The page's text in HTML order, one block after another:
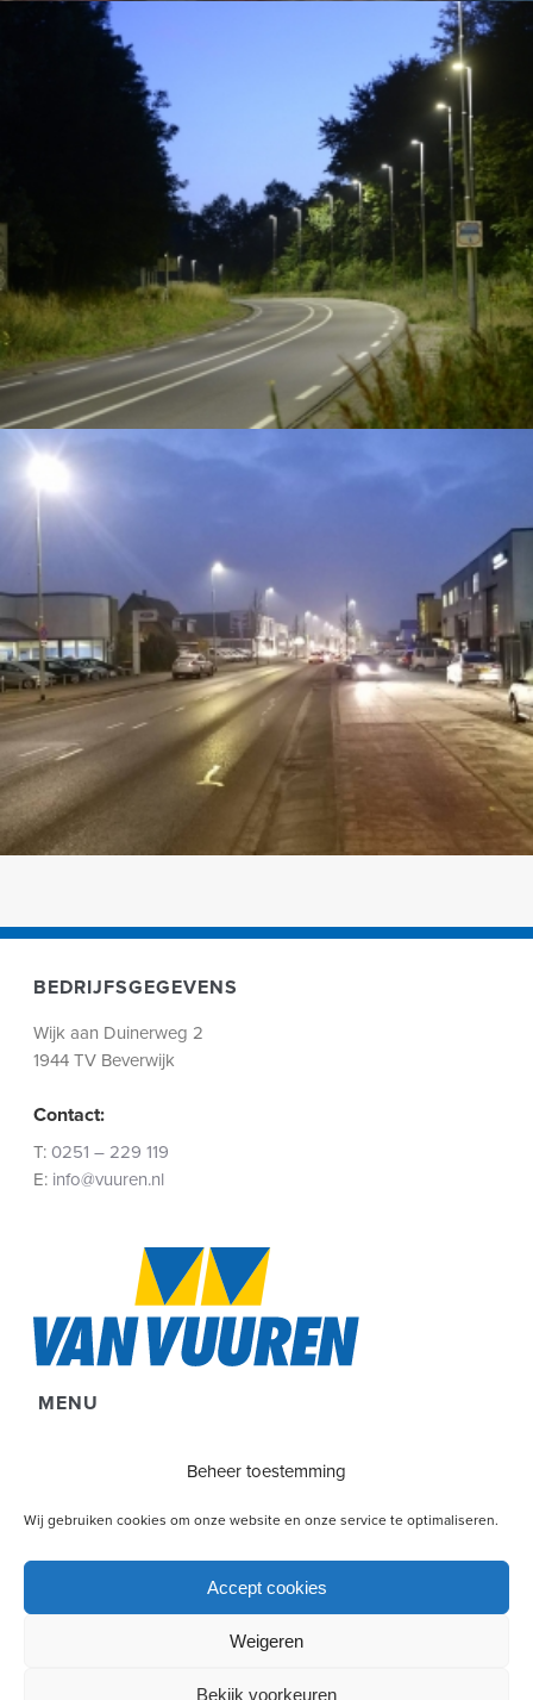
Beheer toestemming
Wij gebruiken cookies om onze website en onze service te optimaliseren.
Accept cookies
Weigeren
Bekijk voorkeuren
BEDRIJFSGEGEVENS
Wijk aan Duinerweg 2
1944 TV Beverwijk
Contact:
T:0251 – 229 119
E: info@vuuren.nl
MENU
Disclaimer & Privacy